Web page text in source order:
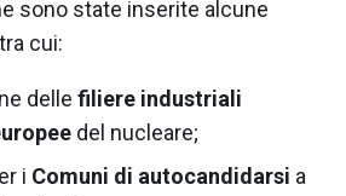
sono state inserite alcune
cui:
delle filiere industriali
del nucleare;
i Comuni di autocandidarsi a